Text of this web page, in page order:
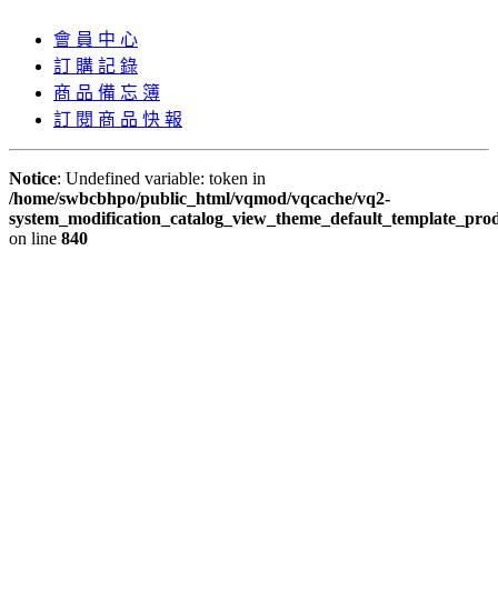
會 員 中 心
訂 購 記 錄
商 品 備 忘 簿
訂 閱 商 品 快 報
Notice: Undefined variable: token in
/home/swbcbhpo/public_html/vqmod/vqcache/vq2-
on line 840